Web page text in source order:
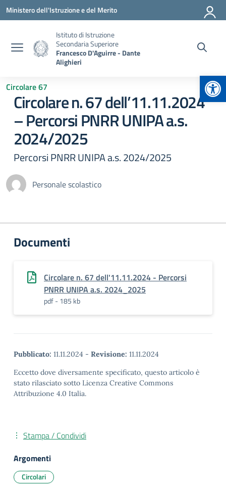
Vai ai contenuti
Vai al menu di navigazione
Vai al footer
Ministero dell'Istruzione e del Merito
Istituto di Istruzione
Secondaria Superiore
Francesco D'Aguirre - Dante
Alighieri
Circolare 67
Circolare n. 67 dell’11.11.2024
– Percorsi PNRR UNIPA a.s.
2024/2025
Percorsi PNRR UNIPA a.s. 2024/2025
Personale scolastico
Documenti
Circolare n. 67 dell'11.11.2024 - Percorsi
PNRR UNIPA a.s. 2024_2025
pdf - 185 kb
Pubblicato: 11.11.2024 - Revisione: 11.11.2024
Eccetto dove diversamente specificato, questo articolo è
stato rilasciato sotto Licenza Creative Commons
Attribuzione 4.0 Italia.
Stampa / Condividi
Argomenti
Circolari